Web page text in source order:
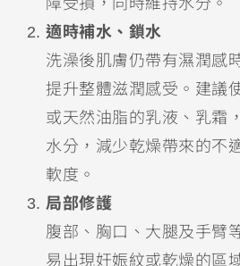
障受損，同時維持水分。
適時補水、鎖水
洗澡後肌膚仍帶有濕潤感
提升整體滋潤感受。建議
或天然油脂的乳液、乳霜
水分，減少乾燥帶來的不
軟度。
局部修護
腹部、胸口、大腿及手臂
易出現妊娠紋或乾燥的區